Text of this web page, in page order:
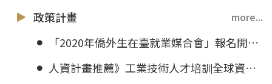
政策計畫 more...
「2020年僑外生在臺就業媒合會」報名開放！
人資計畫推薦》工業技術人才培訓全球資訊網